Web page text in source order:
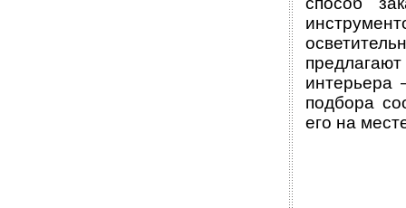
интерьера
подбора
его на